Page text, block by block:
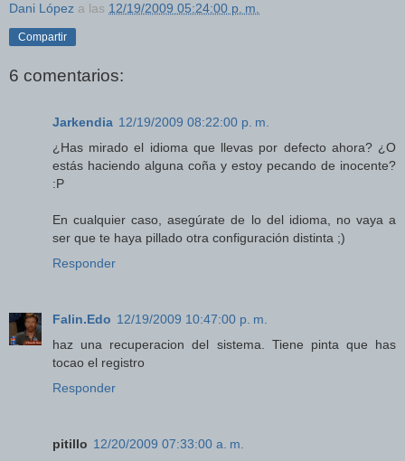
Dani López a las 12/19/2009 05:24:00 p. m.
Compartir
6 comentarios:
Jarkendia 12/19/2009 08:22:00 p. m.
¿Has mirado el idioma que llevas por defecto ahora? ¿O
estás haciendo alguna coña y estoy pecando de inocente?
:P
En cualquier caso, asegúrate de lo del idioma, no vaya a
ser que te haya pillado otra configuración distinta ;)
Responder
Falin.Edo 12/19/2009 10:47:00 p. m.
haz una recuperacion del sistema. Tiene pinta que has
tocao el registro
Responder
pitillo 12/20/2009 07:33:00 a. m.